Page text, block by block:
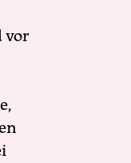
vor